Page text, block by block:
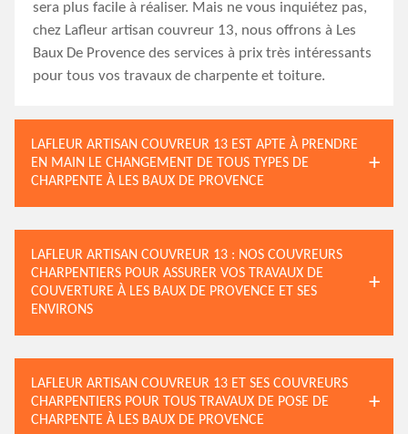
sera plus facile à réaliser. Mais ne vous inquiétez pas,
chez Lafleur artisan couvreur 13, nous offrons à Les
Baux De Provence des services à prix très intéressants
pour tous vos travaux de charpente et toiture.
LAFLEUR ARTISAN COUVREUR 13 EST APTE À PRENDRE
EN MAIN LE CHANGEMENT DE TOUS TYPES DE
CHARPENTE À LES BAUX DE PROVENCE
LAFLEUR ARTISAN COUVREUR 13 : NOS COUVREURS
CHARPENTIERS POUR ASSURER VOS TRAVAUX DE
COUVERTURE À LES BAUX DE PROVENCE ET SES
ENVIRONS
LAFLEUR ARTISAN COUVREUR 13 ET SES COUVREURS
CHARPENTIERS POUR TOUS TRAVAUX DE POSE DE
CHARPENTE À LES BAUX DE PROVENCE